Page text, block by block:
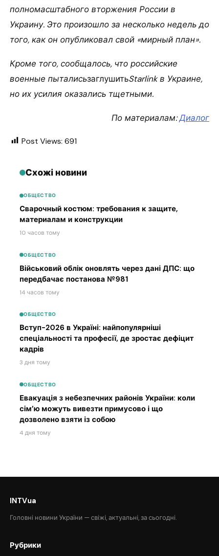
полномасштабного вторжения России в
Украину. Это произошло за несколько недель до
того, как он опубликовал свой «мирный план».
Кроме того, сообщалось, что российские
военные пыталисьзаглушитьStarlink в Украине,
но их усилия оказались тщетными.
По материалам:Диалог
Post Views: 691
Схожі новини
ОБЩЕСТВО
Сварочный костюм: требования к защите,
материалам и конструкции
10 часов тому
ОБЩЕСТВО
Військовий облік оновлять через дані ДПС: що
передбачає постанова №981
14 часов тому
ОБЩЕСТВО
Вступ-2026 в Україні: найпопулярніші
спеціальності та професії, де зростає дефіцит
кадрів
3 дня тому
ОБЩЕСТВО
Евакуація з небезпечних районів України: коли
сім’ю можуть вивезти примусово і що
дозволено взяти із собою
4 дня тому
INTVua
Головні новини України — свіжі, актуальні, за сьогодні.
Рубрики